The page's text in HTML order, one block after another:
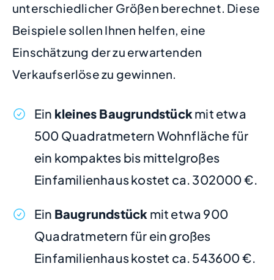
unterschiedlicher Größen berechnet. Diese
Beispiele sollen Ihnen helfen, eine
Einschätzung der zu erwartenden
Verkaufserlöse zu gewinnen.
Ein kleines Baugrundstückmit etwa
500 Quadratmetern Wohnfläche für
ein kompaktes bis mittelgroßes
Einfamilienhaus kostet ca. 302000 €.
Ein Baugrundstück mit etwa 900
Quadratmetern für ein großes
Einfamilienhaus kostet ca. 543600 €.